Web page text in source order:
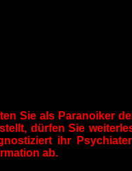
Sie als Paranoiker
dürfen Sie
ihr
ab.